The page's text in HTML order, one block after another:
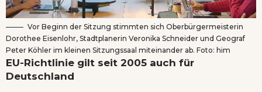
Vor Beginn der Sitzung stimmten sich Oberbürgermeisterin
Dorothee Eisenlohr, Stadtplanerin Veronika Schneider und Geograf
Peter Köhler im kleinen Sitzungssaal miteinander ab. Foto: him
EU-Richtlinie gilt seit 2005 auch für
Deutschland